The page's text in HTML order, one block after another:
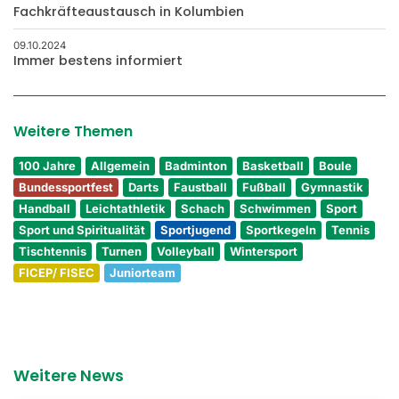
Fachkräfteaustausch in Kolumbien
09.10.2024
Immer bestens informiert
Weitere Themen
100 Jahre Allgemein Badminton Basketball
Boule
Bundessportfest
Darts Faustball Fußball
Gymnastik
Handball
Leichtathletik Schach Schwimmen
Sport
Sport und Spiritualität
Sportjugend Sportkegeln
Tennis
Tischtennis
Turnen Volleyball
Wintersport
FICEP/ FISEC
Juniorteam
Weitere News